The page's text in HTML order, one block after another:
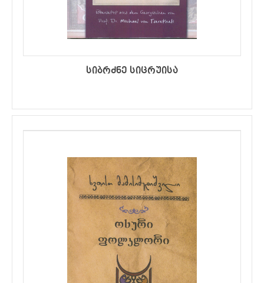
სიბრძნე სიცრუისა